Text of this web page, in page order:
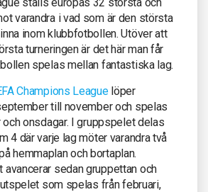
varandra i vad som är den största
inom klubbfotbollen. Utöver att
turneringen är det här man får
spelas mellan fantastiska lag.
Champions Leaguelöper
till november och spelas
onsdagar. I gruppspelet delas
4 där varje lag möter varandra två
hemmaplan och bortaplan.
avancerar sedan gruppettan och
som spelas från februari,